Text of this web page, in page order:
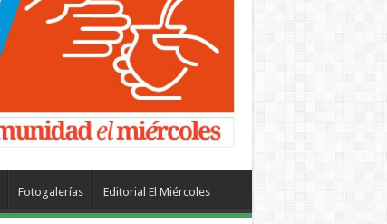
Fotogalerías Editorial El Miércoles